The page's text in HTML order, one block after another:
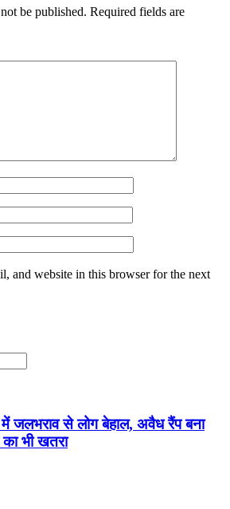
be published. Required fields are
and website in this browser for the next
जलभराव से लोग बेहाल, अवैध रैंप बना
भी खतरा